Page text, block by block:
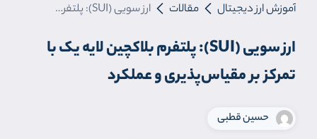
آموزش ارز دیجیتال مقالات ارز سویی (SUI): پلتفرم بلاکچین لایه یک با تمرکز بر مقیاس‌پذیری و عملکرد
ارز سویی (SUI): پلتفرم بلاکچین لایه یک با
تمرکز بر مقیاس‌پذیری و عملکرد
حسین قطبی